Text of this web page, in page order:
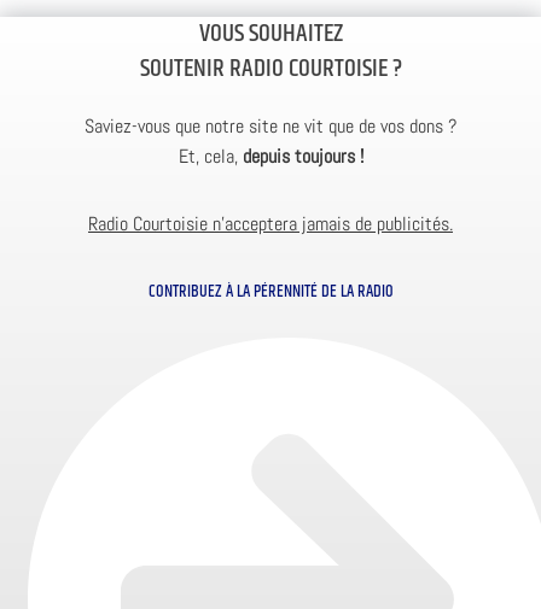
VOUS SOUHAITEZ
SOUTENIR RADIO COURTOISIE ?
Saviez-vous que notre site ne vit que de vos dons ?
Et, cela, depuis toujours !
Radio Courtoisie n’acceptera jamais de publicités.
CONTRIBUEZ À LA PÉRENNITÉ DE LA RADIO